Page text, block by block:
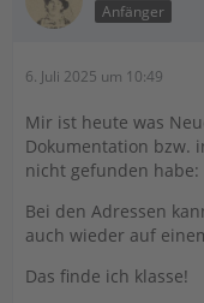
Anfänger
6. Juli 2025 um 10:49
Mir ist heute was
Dokumentation bzw.
nicht gefunden habe:
Bei den Adressen
auch wieder auf
Das finde ich klasse!